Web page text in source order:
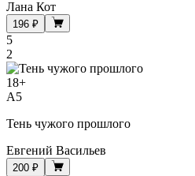
Лана Кот
196 ₽
5
2
18+
A5
Тень чужого прошлого
Евгений Васильев
200 ₽